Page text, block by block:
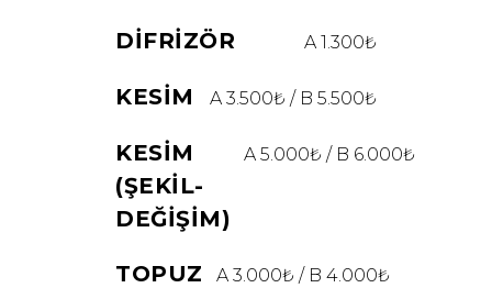
DIFRIZÖR A 1.300₺
KESIM A 3.500₺ / B 5.500₺
KESIM
(ŞEKIL-
DEĞIŞIM)
A 5.000₺ / B 6.000₺
TOPUZ A 3.000₺ / B 4.000₺